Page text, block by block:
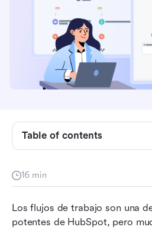
16 min
Los flujos de trabajo son una
potentes de HubSpot, pero
Table of contents
Cómo funcionan los flujos
automatización de HubSpot
¿Cuál es la diferencia?
puedes crear